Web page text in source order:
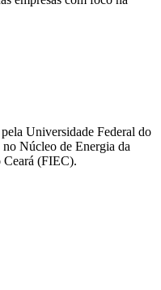
Universidade Federal do
Núcleo de Energia da
Ceará (FIEC).